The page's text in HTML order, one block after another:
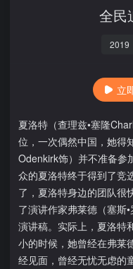
全民
2019
立
夏洛特（查理兹•塞隆
位，一次偶然中国，她得
Odenkirk饰）并不准备参
众的夏洛特终于得到了竞
了，夏洛特身边的团队很
了演讲作家弗莱德（塞斯
演讲稿。实际上，夏洛特
小的时候，她曾经在弗莱
经见面，曾经无忧无虑的